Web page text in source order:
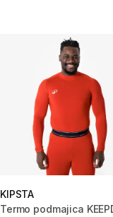
KIPSTA
Termo podmajica